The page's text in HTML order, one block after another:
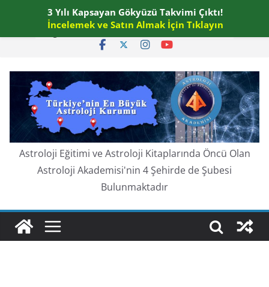
content
Perşembe, Ağustos 6, 2026
Astroloji Eğitimi ve Astroloji Kitaplarında Öncü Olan
Astroloji Akademisi'nin 4 Şehirde de Şubesi
Bulunmaktadır
3 Yılı Kapsayan Gökyüzü Takvimi Çıktı!
İncelemek ve Satın Almak İçin Tıklayın